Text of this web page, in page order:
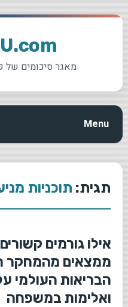
Skip
מאגר סיכומים של
Menu
תגית: תוכניות
אילו גורמים
ממצאים מהמחקר
הבריאות העולמי
ואלימות במשפחה